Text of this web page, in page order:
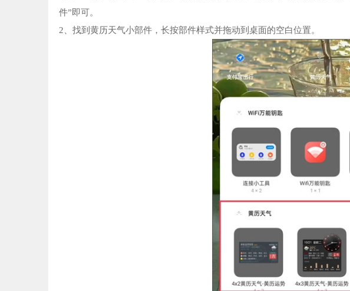
件”即可。
2、找到黄历天气小部件，长按部件样式并拖动到桌面的空白位置。